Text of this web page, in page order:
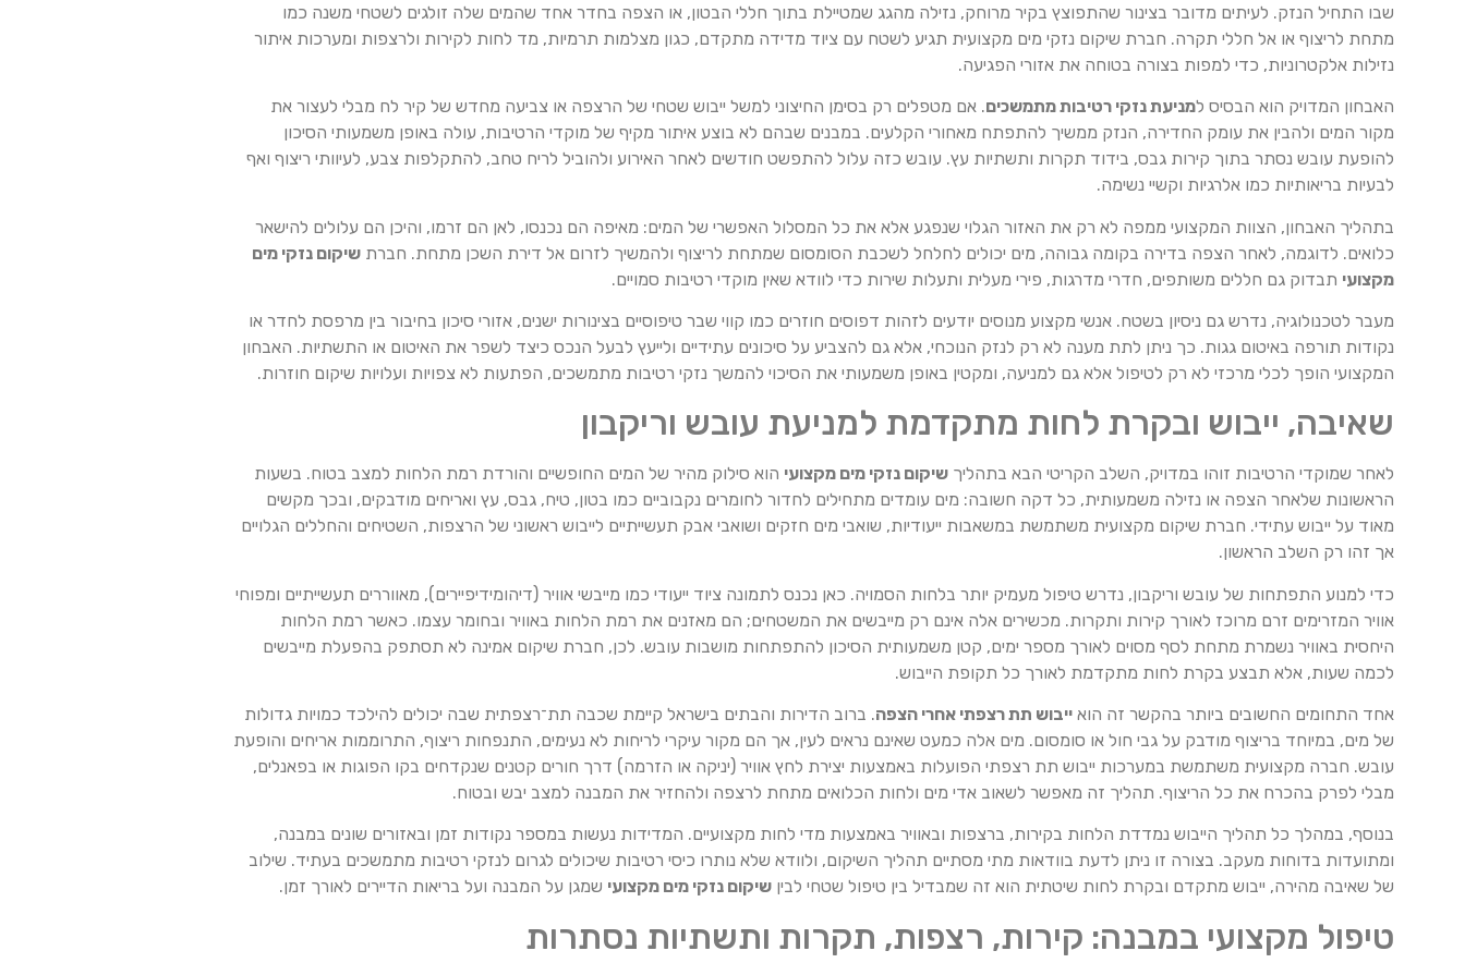
שבו התחיל הנזק. לעיתים מדובר בצינור שהתפוצץ בקיר מרוחק, נזילה מהגג שמטיילת בתוך חללי הבטון, או הצפה בחדר אחד שהמים שלה זולגים לשטחי משנה כמו
מתחת לריצוף או אל חללי תקרה. חברת שיקום נזקי מים מקצועית תגיע לשטח עם ציוד מדידה מתקדם, כגון מצלמות תרמיות, מד לחות לקירות ולרצפות ומערכות איתור
נזילות אלקטרוניות, כדי למפות בצורה בטוחה את אזורי הפגיעה.
האבחון המדויק הוא הבסיס למניעת נזקי רטיבות מתמשכים. אם מטפלים רק בסימן החיצוני למשל ייבוש שטחי של הרצפה או צביעה מחדש של קיר לח מבלי לעצור את
מקור המים ולהבין את עומק החדירה, הנזק ממשיך להתפתח מאחורי הקלעים. במבנים שבהם לא בוצע איתור מקיף של מוקדי הרטיבות, עולה באופן משמעותי הסיכון
להופעת עובש נסתר בתוך קירות גבס, בידוד תקרות ותשתיות עץ. עובש כזה עלול להתפשט חודשים לאחר האירוע ולהוביל לריח טחב, להתקלפות צבע, לעיוותי ריצוף ואף
לבעיות בריאותיות כמו אלרגיות וקשיי נשימה.
בתהליך האבחון, הצוות המקצועי ממפה לא רק את האזור הגלוי שנפגע אלא את כל המסלול האפשרי של המים: מאיפה הם נכנסו, לאן הם זרמו, והיכן הם עלולים להישאר
כלואים. לדוגמה, לאחר הצפה בדירה בקומה גבוהה, מים יכולים לחלחל לשכבת הסומסום שמתחת לריצוף ולהמשיך לזרום אל דירת השכן מתחת. חברת שיקום נזקי מים
מקצועי תבדוק גם חללים משותפים, חדרי מדרגות, פירי מעלית ותעלות שירות כדי לוודא שאין מוקדי רטיבות סמויים.
מעבר לטכנולוגיה, נדרש גם ניסיון בשטח. אנשי מקצוע מנוסים יודעים לזהות דפוסים חוזרים כמו קווי שבר טיפוסיים בצינורות ישנים, אזורי סיכון בחיבור בין מרפסת לחדר או
נקודות תורפה באיטום גגות. כך ניתן לתת מענה לא רק לנזק הנוכחי, אלא גם להצביע על סיכונים עתידיים ולייעץ לבעל הנכס כיצד לשפר את האיטום או התשתיות. האבחון
המקצועי הופך לכלי מרכזי לא רק לטיפול אלא גם למניעה, ומקטין באופן משמעותי את הסיכוי להמשך נזקי רטיבות מתמשכים, הפתעות לא צפויות ועלויות שיקום חוזרות.
שאיבה, ייבוש ובקרת לחות מתקדמת למניעת עובש וריקבון
לאחר שמוקדי הרטיבות זוהו במדויק, השלב הקריטי הבא בתהליך שיקום נזקי מים מקצועי הוא סילוק מהיר של המים החופשיים והורדת רמת הלחות למצב בטוח. בשעות
הראשונות שלאחר הצפה או נזילה משמעותית, כל דקה חשובה: מים עומדים מתחילים לחדור לחומרים נקבוביים כמו בטון, טיח, גבס, עץ ואריחים מודבקים, ובכך מקשים
מאוד על ייבוש עתידי. חברת שיקום מקצועית משתמשת במשאבות ייעודיות, שואבי מים חזקים ושואבי אבק תעשייתיים לייבוש ראשוני של הרצפות, השטיחים והחללים הגלויים
אך זהו רק השלב הראשון.
כדי למנוע התפתחות של עובש וריקבון, נדרש טיפול מעמיק יותר בלחות הסמויה. כאן נכנס לתמונה ציוד ייעודי כמו מייבשי אוויר (דיהומידיפיירים), מאווררים תעשייתיים ומפוחי
אוויר המזרימים זרם מרוכז לאורך קירות ותקרות. מכשירים אלה אינם רק מייבשים את המשטחים; הם מאזנים את רמת הלחות באוויר ובחומר עצמו. כאשר רמת הלחות
היחסית באוויר נשמרת מתחת לסף מסוים לאורך מספר ימים, קטן משמעותית הסיכון להתפתחות מושבות עובש. לכן, חברת שיקום אמינה לא תסתפק בהפעלת מייבשים
לכמה שעות, אלא תבצע בקרת לחות מתקדמת לאורך כל תקופת הייבוש.
אחד התחומים החשובים ביותר בהקשר זה הוא ייבוש תת רצפתי אחרי הצפה. ברוב הדירות והבתים בישראל קיימת שכבה תת־רצפתית שבה יכולים להילכד כמויות גדולות
של מים, במיוחד בריצוף מודבק על גבי חול או סומסום. מים אלה כמעט שאינם נראים לעין, אך הם מקור עיקרי לריחות לא נעימים, התנפחות ריצוף, התרוממות אריחים והופעת
עובש. חברה מקצועית משתמשת במערכות ייבוש תת רצפתי הפועלות באמצעות יצירת לחץ אוויר (יניקה או הזרמה) דרך חורים קטנים שנקדחים בקו הפוגות או בפאנלים,
מבלי לפרק בהכרח את כל הריצוף. תהליך זה מאפשר לשאוב אדי מים ולחות הכלואים מתחת לרצפה ולהחזיר את המבנה למצב יבש ובטוח.
בנוסף, במהלך כל תהליך הייבוש נמדדת הלחות בקירות, ברצפות ובאוויר באמצעות מדי לחות מקצועיים. המדידות נעשות במספר נקודות זמן ובאזורים שונים במבנה,
ומתועדות בדוחות מעקב. בצורה זו ניתן לדעת בוודאות מתי מסתיים תהליך השיקום, ולוודא שלא נותרו כיסי רטיבות שיכולים לגרום לנזקי רטיבות מתמשכים בעתיד. שילוב
של שאיבה מהירה, ייבוש מתקדם ובקרת לחות שיטתית הוא זה שמבדיל בין טיפול שטחי לבין שיקום נזקי מים מקצועי שמגן על המבנה ועל בריאות הדיירים לאורך זמן.
טיפול מקצועי במבנה: קירות, רצפות, תקרות ותשתיות נסתרות